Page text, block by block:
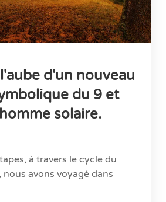
d'un nouveau
du 9 et
solaire.
à travers le cycle du
nous avons voyagé dans